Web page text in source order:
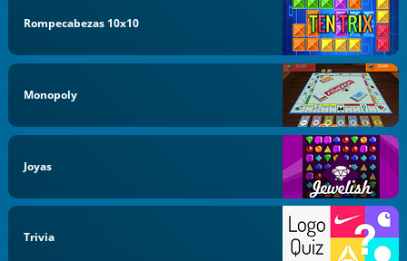
Rompecabezas 10x10
Monopoly
Joyas
Trivia